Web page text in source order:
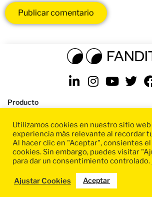
Producto
Soluciones
Recursos
Políticas de privacidad Términos y condiciones
Aviso legal|Configuración de
Utilizamos cookies en nuestro sitio
experiencia más relevante al recordar
Al hacer clic en "Aceptar", consientes
cookies. Sin embargo, puedes visitar
para dar un consentimiento controlado.
Ajustar Cookies Aceptar